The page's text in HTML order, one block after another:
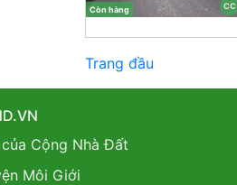
CC
Còn hàng
Trang đầu
Cộng Nhà Đất
Môi Giới